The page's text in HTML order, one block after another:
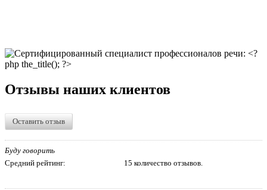
Отзывы наших клиентов
Оставить отзыв
Буду говорить
Средний рейтинг:
15 количество отзывов.